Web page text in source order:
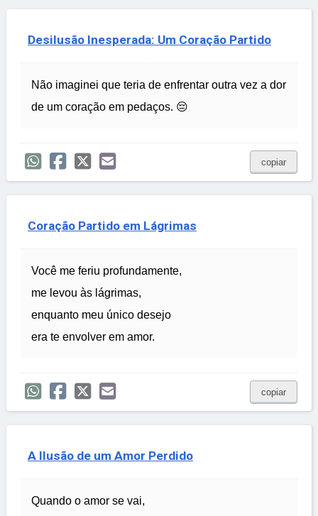
Desilusão Inesperada: Um Coração Partido
Não imaginei que teria de enfrentar outra vez a dor
de um coração em pedaços. 😔
copiar
Coração Partido em Lágrimas
Você me feriu profundamente,
me levou às lágrimas,
enquanto meu único desejo
era te envolver em amor.
copiar
A Ilusão de um Amor Perdido
Quando o amor se vai,